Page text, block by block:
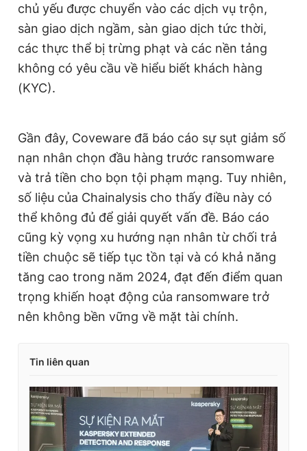
chủ yếu được chuyển vào các dịch vụ trộn,
sàn giao dịch ngầm, sàn giao dịch tức thời,
các thực thể bị trừng phạt và các nền tảng
không có yêu cầu về hiểu biết khách hàng
(KYC).
Gần đây, Coveware đã báo cáo sự sụt giảm số
nạn nhân chọn đầu hàng trước ransomware
và trả tiền cho bọn tội phạm mạng. Tuy nhiên,
số liệu của Chainalysis cho thấy điều này có
thể không đủ để giải quyết vấn đề. Báo cáo
cũng kỳ vọng xu hướng nạn nhân từ chối trả
tiền chuộc sẽ tiếp tục tồn tại và có khả năng
tăng cao trong năm 2024, đạt đến điểm quan
trọng khiến hoạt động của ransomware trở
nên không bền vững về mặt tài chính.
Tin liên quan